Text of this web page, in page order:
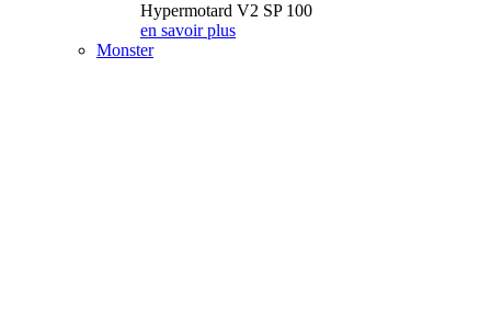
Hypermotard V2 SP 100
en savoir plus
Monster